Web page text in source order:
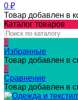
0 ₽
Товар добавлен в
Каталог товаров
0
Избранные
Товар добавлен в
0
Сравнение
Товар добавлен в